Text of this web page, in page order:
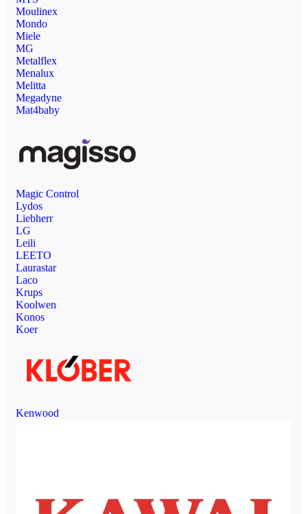
Moulinex
Mondo
Miele
MG
Metalflex
Menalux
Melitta
Megadyne
Mat4baby
Magic Control
Lydos
Liebherr
LG
Leili
LEETO
Laurastar
Laco
Krups
Koolwen
Konos
Koer
Kenwood